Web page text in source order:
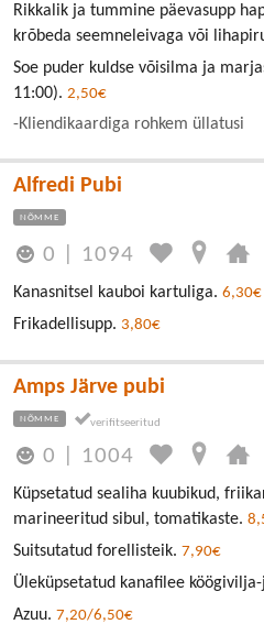
Rikkalik ja tummine päevasupp
krõbeda seemneleivaga või
Soe puder kuldse võisilma ja
11:00). 2,50€
-Kliendikaardiga rohkem üllatusi
Alfredi Pubi
NÕMME
0 1094
Kanasnitsel kauboi kartuliga. 6,30€
Frikadellisupp. 3,80€
Amps Järve pubi
NÕMME
0 1004
Küpsetatud sealiha kuubikud,
marineeritud sibul, tomatikaste.
Suitsutatud forellisteik. 7,90€
Üleküpsetatud kanafilee
Azuu. 7,20/6,50€